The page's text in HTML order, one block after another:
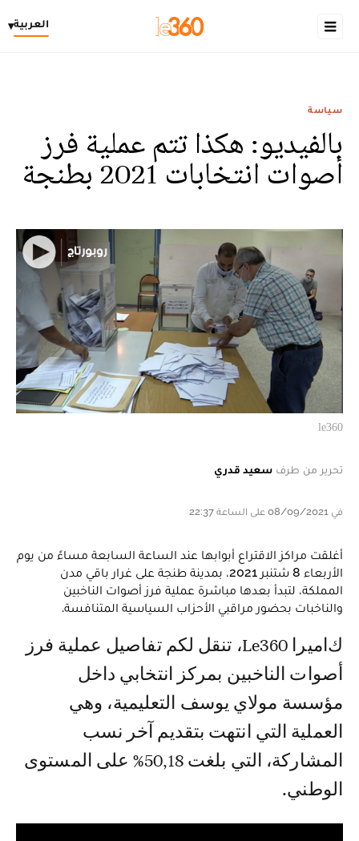
العربية▾
سياسة
بالفيديو: هكذا تتم عملية فرز
أصوات انتخابات 2021 بطنجة
le360
تحرير من طرف سعيد قدري
في 08/09/2021 على الساعة 22:37
أغلقت مراكز الاقتراع أبوابها عند الساعة السابعة مساءً من يوم
الأربعاء 8 شتنبر 2021، بمدينة طنجة على غرار باقي مدن
المملكة، لتبدأ بعدها مباشرة عملية فرز أصوات الناخبين
والناخبات بحضور مراقبي الأحزاب السياسية المتنافسة.
كاميرا Le360، تنقل لكم تفاصيل عملية فرز
أصوات الناخبين بمركز انتخابي داخل
مؤسسة مولاي يوسف التعليمية، وهي
العملية التي انتهت بتقديم آخر نسب
المشاركة، التي بلغت 50,18% على المستوى
الوطني.